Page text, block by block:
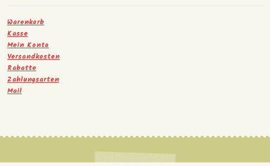
Warenkorb
Kasse
Mein Konto
Versandkosten
Rabatte
Zahlungsarten
Mail